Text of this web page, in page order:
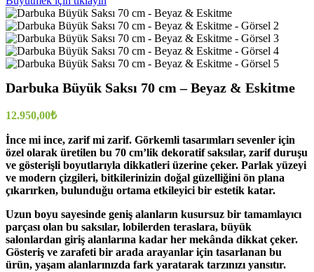
Darbuka Büyük Saksı 70 cm – Beyaz & Eskitme
12.950,00₺
İnce mi ince, zarif mi zarif. Görkemli tasarımları sevenler için
özel olarak üretilen bu 70 cm’lik dekoratif saksılar, zarif duruşu
ve gösterişli boyutlarıyla dikkatleri üzerine çeker. Parlak yüzeyi
ve modern çizgileri, bitkilerinizin doğal güzelliğini ön plana
çıkarırken, bulunduğu ortama etkileyici bir estetik katar.
Uzun boyu sayesinde geniş alanların kusursuz bir tamamlayıcı
parçası olan bu saksılar, lobilerden teraslara, büyük
salonlardan giriş alanlarına kadar her mekânda dikkat çeker.
Gösteriş ve zarafeti bir arada arayanlar için tasarlanan bu
ürün, yaşam alanlarınızda fark yaratarak tarzınızı yansıtır.